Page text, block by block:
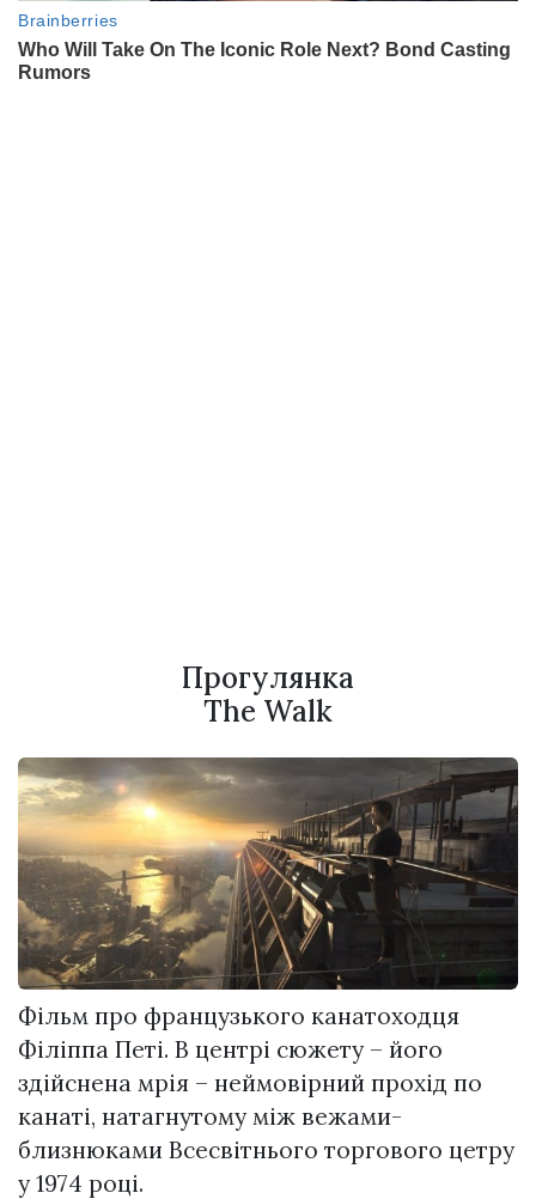
Прогулянка
The Walk
Фільм про французького канатоходця
Філіппа Петі. В центрі сюжету – його
здійснена мрія – неймовірний прохід по
канаті, натагнутому між вежами-
близнюками Всесвітнього торгового цетру
у 1974 році.